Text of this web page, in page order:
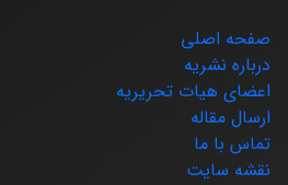
صفحه اصلی
درباره نشریه
اعضای هیات تحریریه
ارسال مقاله
تماس با ما
نقشه سایت